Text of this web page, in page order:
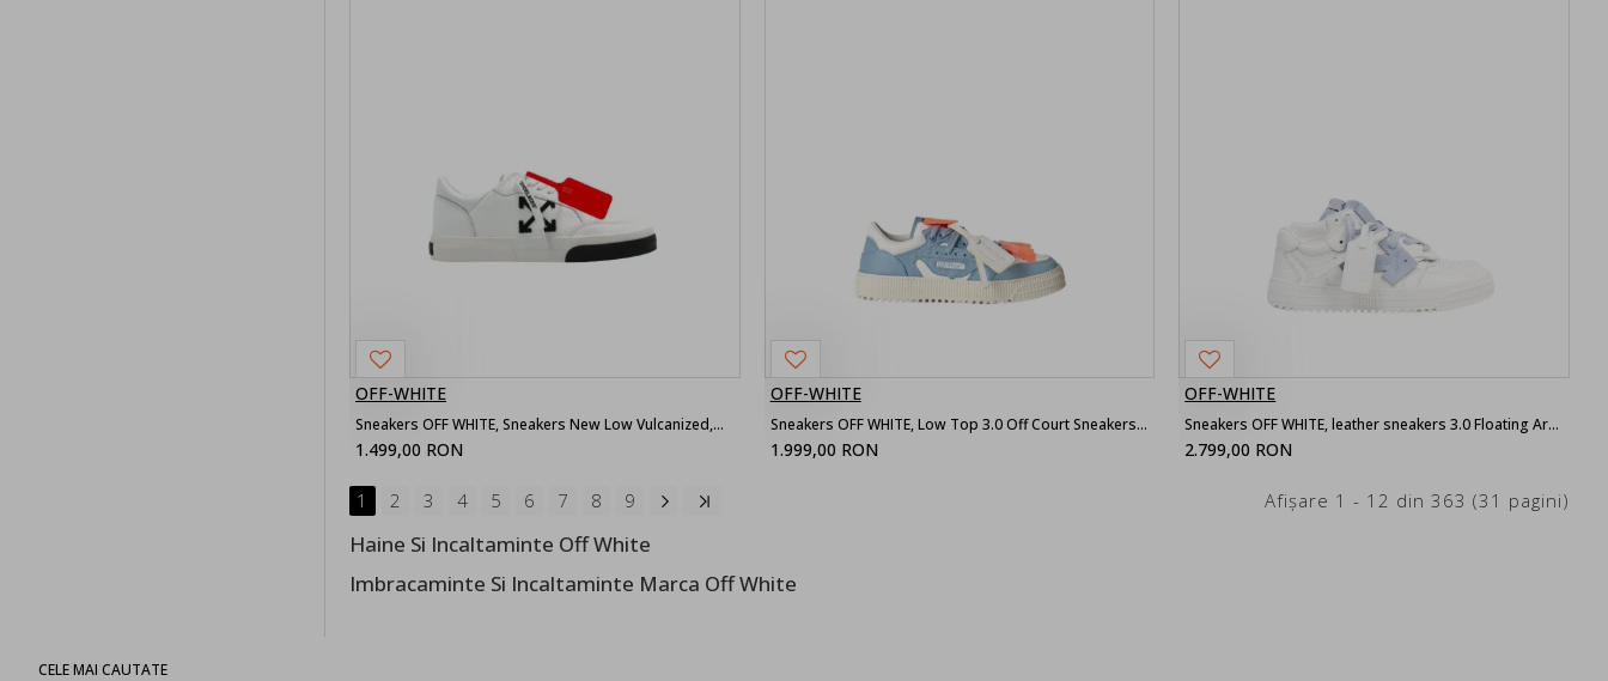
Jeans femei
OFF-WHITE
Sneakers OFF WHITE, Sneakers New Low Vulcanized,White
1.499,00 RON
OFF-WHITE
Sneakers OFF WHITE, Low Top 3.0 Off Court Sneakers, Bleu
1.999,00 RON
OFF-WHITE
Sneakers OFF WHITE, leather sneakers 3.0 Floating Arrow, Alb
2.799,00 RON
1 2 3 4 5 6 7 8 9 Afişare 1 - 12 din 363 (31 pagini)
Haine Si Incaltaminte Off White
Imbracaminte Si Incaltaminte Marca Off White
CELE MAI CAUTATE